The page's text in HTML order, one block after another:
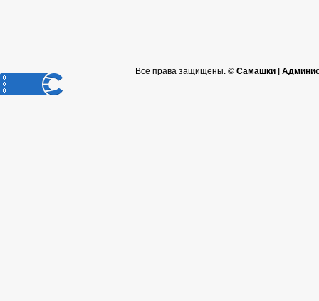
Все права защищены. ©Самашки |